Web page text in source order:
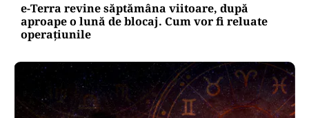
e-Terra revine săptămâna viitoare, după
aproape o lună de blocaj. Cum vor fi reluate
operațiunile